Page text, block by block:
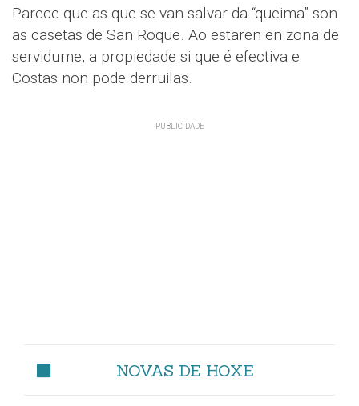
Parece que as que se van salvar da “queima” son
as casetas de San Roque. Ao estaren en zona de
servidume, a propiedade si que é efectiva e
Costas non pode derruilas.
NOVAS DE HOXE